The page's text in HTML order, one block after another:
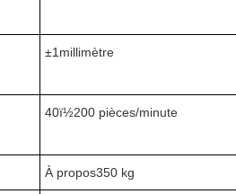
±1millimètre
40ï½200 pièces/minute
À propos350 kg